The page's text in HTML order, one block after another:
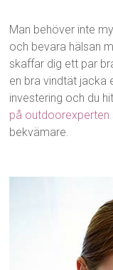
Man behöver inte
och bevara hälsan
skaffar dig ett par
en bra vindtät jacka
investering och du
på
bekvämare.